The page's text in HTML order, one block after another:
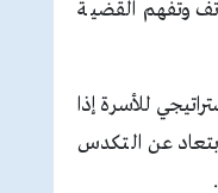
وتفهم القضية
للأسرة إذا
عن التكدس